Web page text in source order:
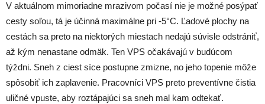
V aktuálnom mimoriadne mrazivom počasí nie je možné posýpať
cesty soľou, tá je účinná maximálne pri -5°C. Ľadové plochy na
cestách sa preto na niektorých miestach nedajú súvisle odstrániť,
až kým nenastane odmäk. Ten VPS očakávajú v budúcom
týždni. Sneh z ciest síce postupne zmizne, no jeho topenie môže
spôsobiť ich zaplavenie. Pracovníci VPS preto preventívne čistia
uličné vpuste, aby roztápajúci sa sneh mal kam odtekať.